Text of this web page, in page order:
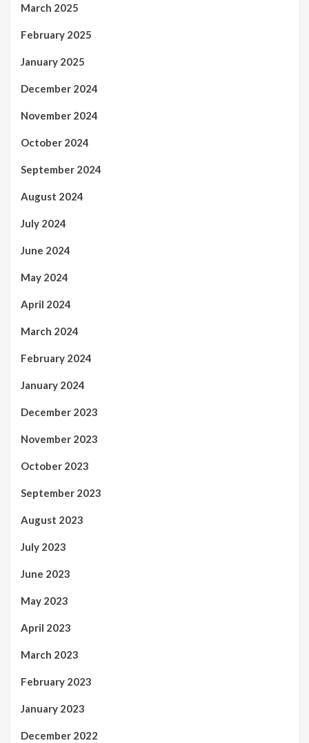
March 2025
February 2025
January 2025
December 2024
November 2024
October 2024
September 2024
August 2024
July 2024
June 2024
May 2024
April 2024
March 2024
February 2024
January 2024
December 2023
November 2023
October 2023
September 2023
August 2023
July 2023
June 2023
May 2023
April 2023
March 2023
February 2023
January 2023
December 2022